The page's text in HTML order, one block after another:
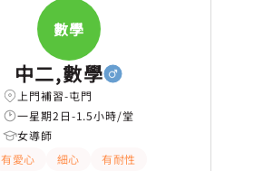
數學
中二,數學
上門補習-屯門
一星期2日-1.5小時/堂
女導師
有愛心
細心 有耐性